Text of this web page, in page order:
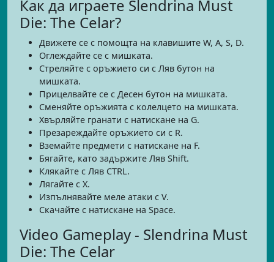
Как да играете Slendrina Must
Die: The Celar?
Движете се с помощта на клавишите W, A, S, D.
Оглеждайте се с мишката.
Стреляйте с оръжието си с Ляв бутон на
мишката.
Прицелвайте се с Десен бутон на мишката.
Сменяйте оръжията с колелцето на мишката.
Хвърляйте гранати с натискане на G.
Презареждайте оръжието си с R.
Вземайте предмети с натискане на F.
Бягайте, като задържите Ляв Shift.
Клякайте с Ляв CTRL.
Лягайте с X.
Изпълнявайте меле атаки с V.
Скачайте с натискане на Space.
Video Gameplay - Slendrina Must
Die: The Celar